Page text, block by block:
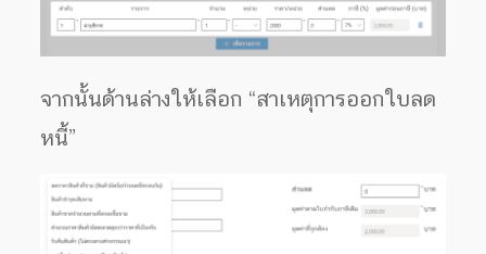
จากนั้นด้านล่างให้เลือก “สาเหตุการออกใบลด
หนี้”